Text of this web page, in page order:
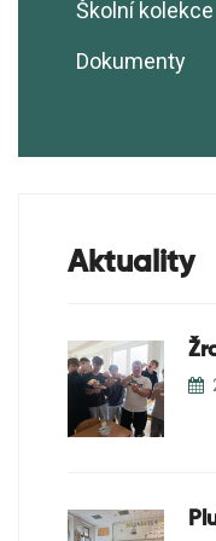
Školní sběry
Školní kolekce
Dokumenty
Aktuality